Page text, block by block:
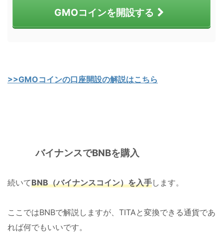
GMOコインを開設する
>>GMOコインの口座開設の解説はこちら
バイナンスでBNBを購入
続いてBNB（バイナンスコイン）を入手します。
ここではBNBで解説しますが、TITAと変換できる通貨であ
れば何でもいいです。